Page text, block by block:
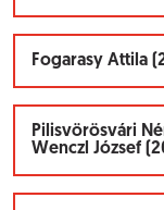
Fogarasy Attila
Pilisvörösvári
Wenczl József